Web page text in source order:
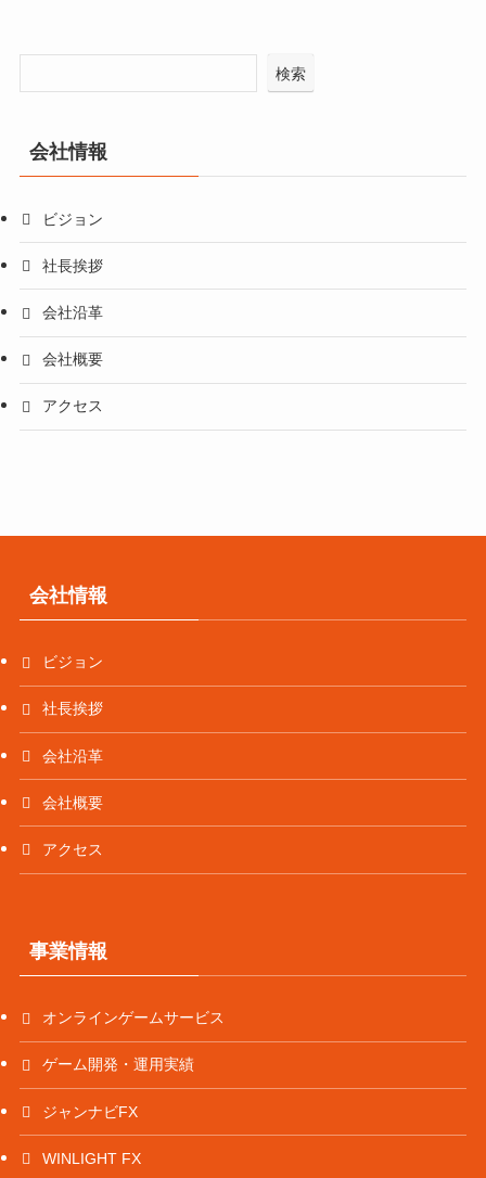
検索
会社情報
ビジョン
社長挨拶
会社沿革
会社概要
アクセス
会社情報
ビジョン
社長挨拶
会社沿革
会社概要
アクセス
事業情報
オンラインゲームサービス
ゲーム開発・運用実績
ジャンナビFX
WINLIGHT FX